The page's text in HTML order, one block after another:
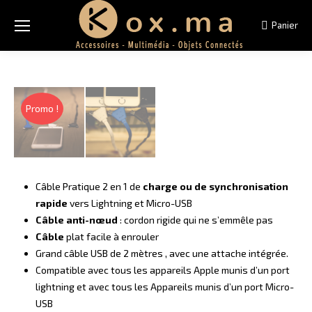
Panier
Promo !
Câble Pratique 2 en 1 de charge ou de synchronisation
rapide vers Lightning et Micro-USB
Câble anti-nœud : cordon rigide qui ne s’emmêle pas
Câble plat facile à enrouler
Grand câble USB de 2 mètres , avec une attache intégrée.
Compatible avec tous les appareils Apple munis d’un port
lightning et avec tous les Appareils munis d’un port Micro-
USB